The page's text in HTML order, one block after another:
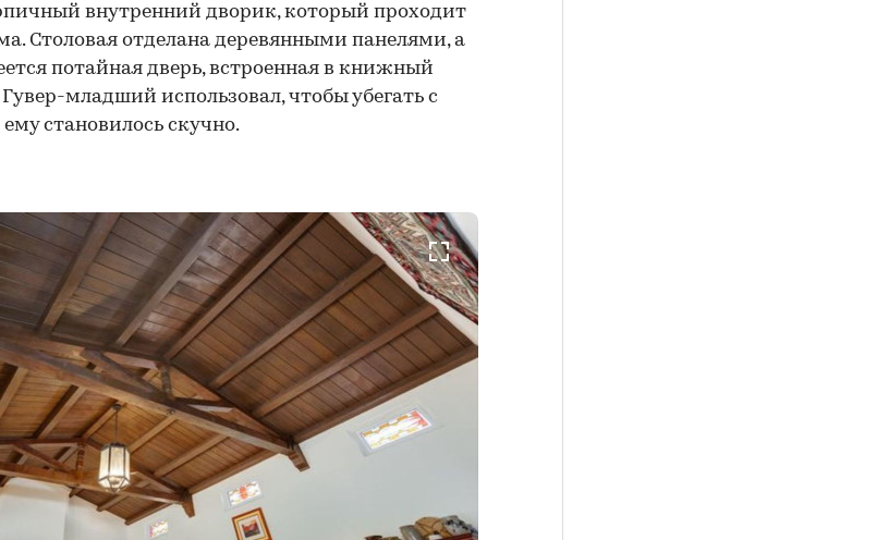
внутренний дворик, который проходит
Столовая отделана деревянными панелями, а
потайная дверь, встроенная в книжный
младший использовал, чтобы убегать с
становилось скучно.
00:00